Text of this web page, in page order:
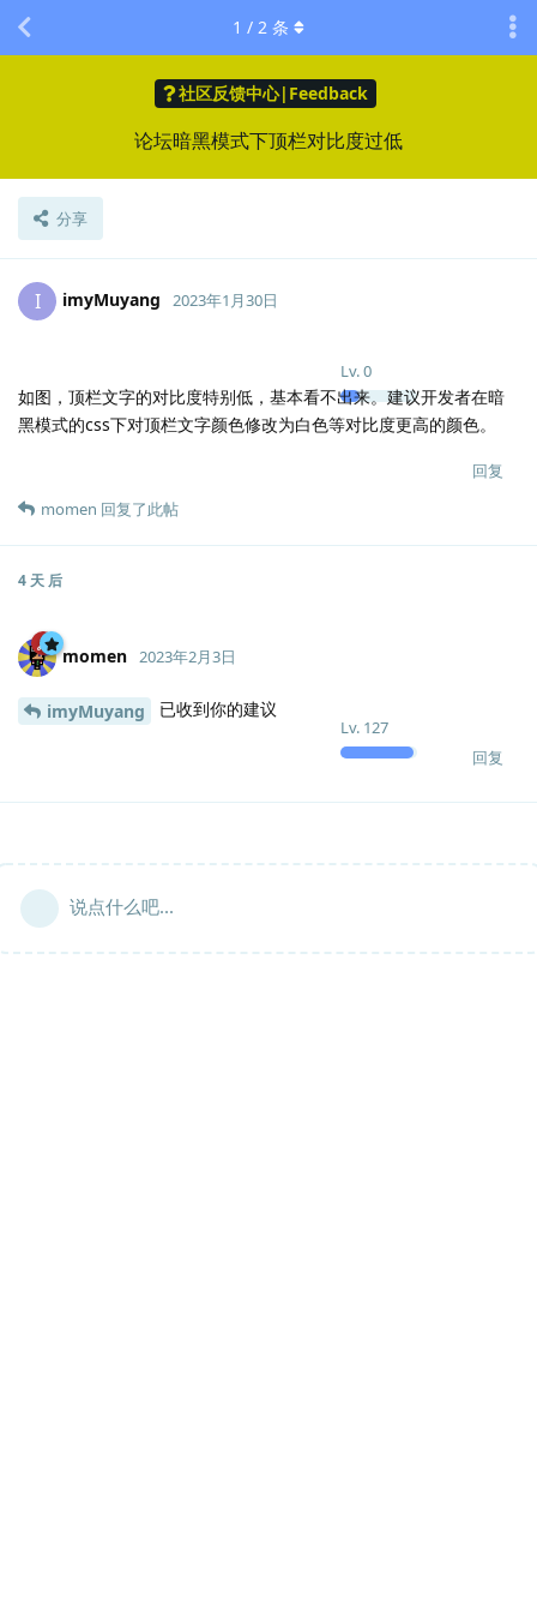
社区反馈中心|Feedback
论坛暗黑模式下顶栏对比度过低
分享
1 / 2 条
I imyMuyang
Lv.0
2023年1月30日
如图，顶栏文字的对比度特别低，基本看不出来。建议开发者在暗
黑模式的css下对顶栏文字颜色修改为白色等对比度更高的颜色。
回复
momen 回复了此帖
4 天 后
momen
Lv. 127
2023年2月3日
imyMuyang 已收到你的建议
回复
说点什么吧...